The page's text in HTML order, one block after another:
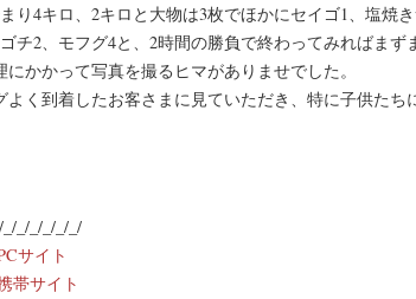
り4キロ、2キロと大物は3枚でほかにセイゴ1、塩焼き
チ2、モフグ4と、2時間の勝負で終わってみればまず
にかかって写真を撮るヒマがありませでした。
よく到着したお客さまに見ていただき、特に子供たち
_/_/_/_/_/_/
サイト
帯サイト